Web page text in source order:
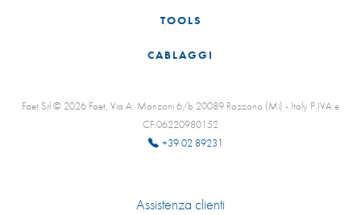
TOOLS
CABLAGGI
Faet Srl © 2026 Faet, Via A. Manzoni 6/b 20089 Rozzano (Mi) - Italy P.IVA e
CF:06220980152
+39 02 89231
Assistenza clienti